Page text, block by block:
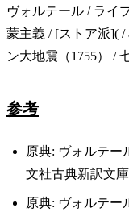
ヴォルテール / ライ
蒙主義 / [ストア派]( /
ン大地震（1755） /
参考
原典: ヴォルテー
文社古典新訳文庫
原典: ヴォルテー